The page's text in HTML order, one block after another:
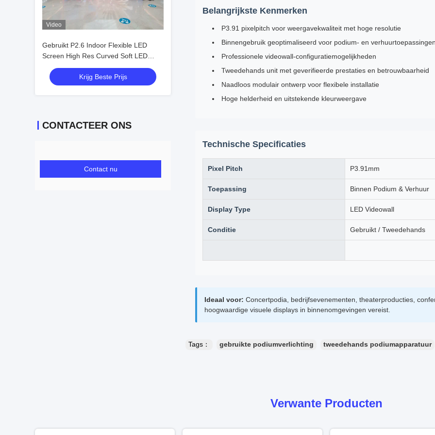
Video
Gebruikt P2.6 Indoor Flexible LED
Screen High Res Curved Soft LED
Display
Krijg Beste Prijs
CONTACTEER ONS
Contact nu
Belangrijkste Kenmerken
P3.91 pixelpitch voor weergavekwaliteit met hoge resolutie
Binnengebruik geoptimaliseerd voor podium- en
Professionele videowall-configuratiemogelijkheden
Tweedehands unit met geverifieerde prestaties en betrouwbaarheid
Naadloos modulair ontwerp voor flexibele installatie
Hoge helderheid en uitstekende kleurweergave
Technische Specificaties
Pixel Pitch P3.91mm
Toepassing Binnen Podium & Verhuur
Display Type LED Videowall
Conditie Gebruikt / Tweedehands
Ideaal voor: Concertpodia, bedrijfsevenementen, theaterproducties,
hoogwaardige visuele displays in binnenomgevingen vereist.
Tags： gebruikte podiumverlichting tweedehands podiumapparatuur
Verwante Producten